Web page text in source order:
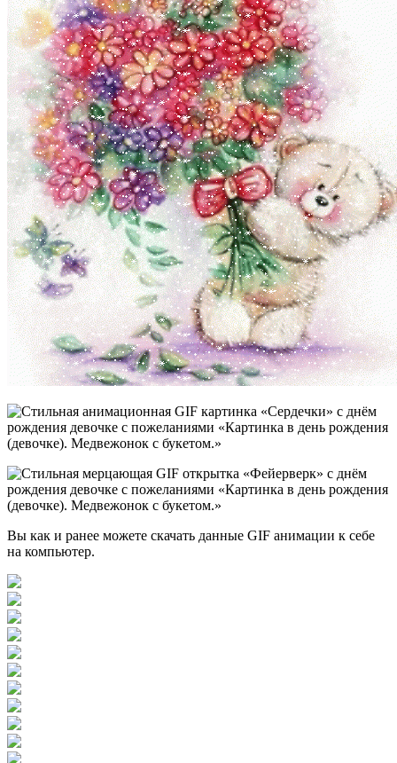
Вы как и ранее можете скачать данные GIF анимации к себе
на компьютер.